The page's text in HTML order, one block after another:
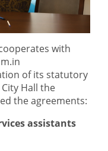
with
of its statutory
City Hall the
the agreements:
assistants